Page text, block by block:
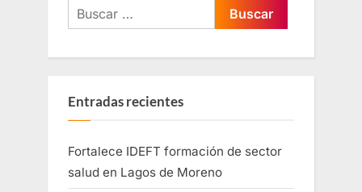
Entradas recientes
Fortalece IDEFT formación de sector
salud en Lagos de Moreno